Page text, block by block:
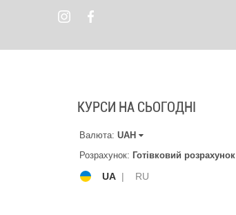
КУРСИ НА СЬОГОДНІ
Валюта: UAH
Розрахунок: Готівковий розрахунок
UA | RU